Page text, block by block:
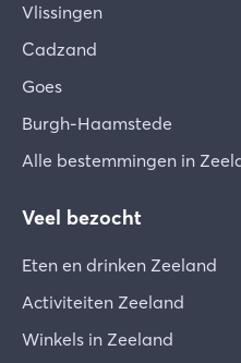
Vlissingen
Cadzand
Goes
Burgh-Haamstede
Alle bestemmingen in
Veel bezocht
Eten en drinken Zeeland
Activiteiten Zeeland
Winkels in Zeeland